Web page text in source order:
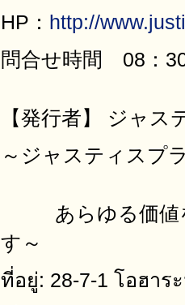
HP： http://
問合せ時間 08：
【発行者】 ジャ
～ジャスティ
あらゆる価値を
す～
ที่อยู่: 28-7-1 โอฮาร